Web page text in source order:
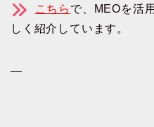
こちら で、MEOを活
しく紹介しています。
—